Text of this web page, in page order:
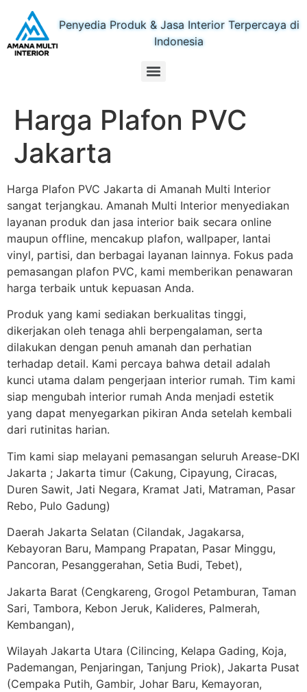
Penyedia Produk & Jasa Interior Terpercaya di
Indonesia
Harga Plafon PVC
Jakarta
Harga Plafon PVC Jakarta di Amanah Multi Interior
sangat terjangkau. Amanah Multi Interior menyediakan
layanan produk dan jasa interior baik secara online
maupun offline, mencakup plafon, wallpaper, lantai
vinyl, partisi, dan berbagai layanan lainnya. Fokus pada
pemasangan plafon PVC, kami memberikan penawaran
harga terbaik untuk kepuasan Anda.
Produk yang kami sediakan berkualitas tinggi,
dikerjakan oleh tenaga ahli berpengalaman, serta
dilakukan dengan penuh amanah dan perhatian
terhadap detail. Kami percaya bahwa detail adalah
kunci utama dalam pengerjaan interior rumah. Tim kami
siap mengubah interior rumah Anda menjadi estetik
yang dapat menyegarkan pikiran Anda setelah kembali
dari rutinitas harian.
Tim kami siap melayani pemasangan seluruh Arease-DKI
Jakarta ; Jakarta timur (Cakung, Cipayung, Ciracas,
Duren Sawit, Jati Negara, Kramat Jati, Matraman, Pasar
Rebo, Pulo Gadung)
Daerah Jakarta Selatan (Cilandak, Jagakarsa,
Kebayoran Baru, Mampang Prapatan, Pasar Minggu,
Pancoran, Pesanggerahan, Setia Budi, Tebet),
Jakarta Barat (Cengkareng, Grogol Petamburan, Taman
Sari, Tambora, Kebon Jeruk, Kalideres, Palmerah,
Kembangan),
Wilayah Jakarta Utara (Cilincing, Kelapa Gading, Koja,
Pademangan, Penjaringan, Tanjung Priok), Jakarta Pusat
(Cempaka Putih, Gambir, Johar Baru, Kemayoran,